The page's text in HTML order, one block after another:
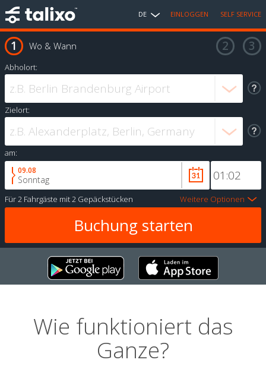
DE EINLOGGEN SELF SERVICE
Wo & Wann
Abholort:
Zielort:
am:
09.08
Sonntag
Für2 Fahrgäste mit2 Gepäckstücken Weitere Optionen
Wie funktioniert das
Ganze?